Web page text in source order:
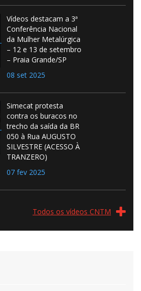
Vídeos destacam a 3ª
Conferência Nacional
da Mulher Metalúrgica
– 12 e 13 de setembro
– Praia Grande/SP
08 set 2025
Simecat protesta
contra os buracos no
trecho da saída da BR
050 à Rua AUGUSTO
SILVESTRE (ACESSO À
TRANZERO)
07 fev 2025
Todos os vídeos CNTM